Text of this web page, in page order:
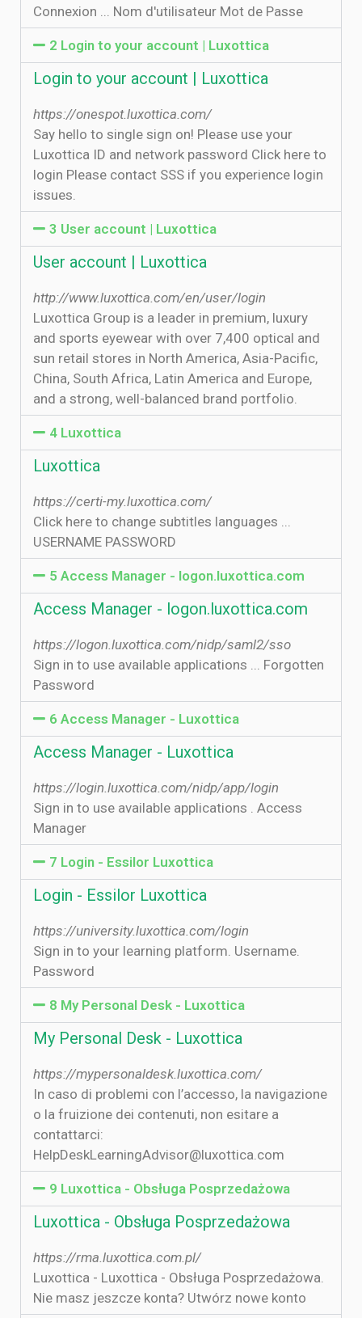
Connexion ... Nom d'utilisateur Mot de Passe
2 Login to your account | Luxottica
Login to your account | Luxottica
https://onespot.luxottica.com/
Say hello to single sign on! Please use your
Luxottica ID and network password Click here to
login Please contact SSS if you experience login
issues.
3 User account | Luxottica
User account | Luxottica
http://www.luxottica.com/en/user/login
Luxottica Group is a leader in premium, luxury
and sports eyewear with over 7,400 optical and
sun retail stores in North America, Asia-Pacific,
China, South Africa, Latin America and Europe,
and a strong, well-balanced brand portfolio.
4 Luxottica
Luxottica
https://certi-my.luxottica.com/
Click here to change subtitles languages ...
USERNAME PASSWORD
5 Access Manager - logon.luxottica.com
Access Manager - logon.luxottica.com
https://logon.luxottica.com/nidp/saml2/sso
Sign in to use available applications ... Forgotten
Password
6 Access Manager - Luxottica
Access Manager - Luxottica
https://login.luxottica.com/nidp/app/login
Sign in to use available applications . Access
Manager
7 Login - Essilor Luxottica
Login - Essilor Luxottica
https://university.luxottica.com/login
Sign in to your learning platform. Username.
Password
8 My Personal Desk - Luxottica
My Personal Desk - Luxottica
https://mypersonaldesk.luxottica.com/
In caso di problemi con l’accesso, la navigazione
o la fruizione dei contenuti, non esitare a
contattarci:
HelpDeskLearningAdvisor@luxottica.com
9 Luxottica - Obsługa Posprzedażowa
Luxottica - Obsługa Posprzedażowa
https://rma.luxottica.com.pl/
Luxottica - Luxottica - Obsługa Posprzedażowa.
Nie masz jeszcze konta? Utwórz nowe konto